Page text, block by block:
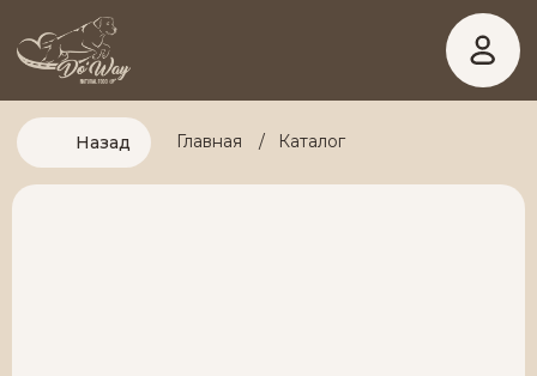
Назад Главная Каталог
/